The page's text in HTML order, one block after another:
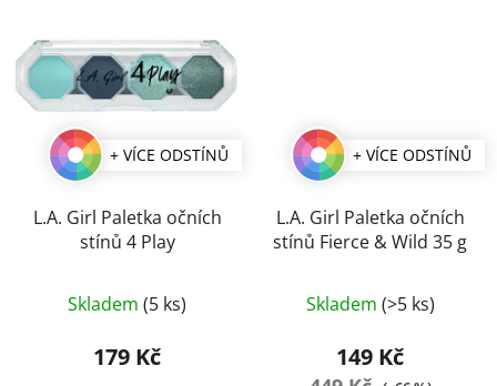
+ VÍCE ODSTÍNŮ
L.A. Girl Paletka očních
stínů 4 Play
hodnocení
produktu
Skladem (5 ks)
179 Kč
+ VÍCE ODSTÍNŮ
L.A. Girl Paletka očních
stínů Fierce & Wild 35 g
hodnocení
produktu
je
Skladem (>5 ks)
149 Kč